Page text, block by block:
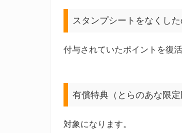
スタンプシートをなくし
付与されていたポイントを復
有償特典（とらのあな限
対象になります。